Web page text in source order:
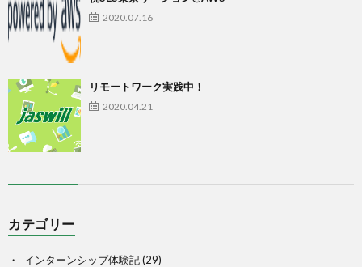
2020.07.16
リモートワーク実践中！
2020.04.21
カテゴリー
インターンシップ体験記(29)